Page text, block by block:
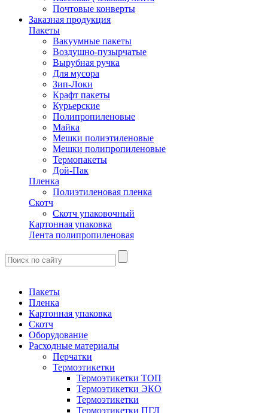
Почтовые конверты
Заказная продукция
Пакеты
Вакуумные пакеты
Воздушно-пузырчатые
Вырубная ручка
Для мусора
Зип-Локи
Крафт пакеты
Курьерские
Полипропиленовые
Майка
Мешки полиэтиленовые
Мешки полипропиленовые
Термопакеты
Дой-Пак
Пленка
Полиэтиленовая пленка
Скотч
Скотч упаковочный
Картонная упаковка
Лента полипропиленовая
Пакеты
Пленка
Картонная упаковка
Скотч
Оборудование
Расходные материалы
Перчатки
Термоэтикетки
Термоэтикетки ТОП
Термоэтикетки ЭКО
Термоэтикетки
Термоэтикетки ПГЛ